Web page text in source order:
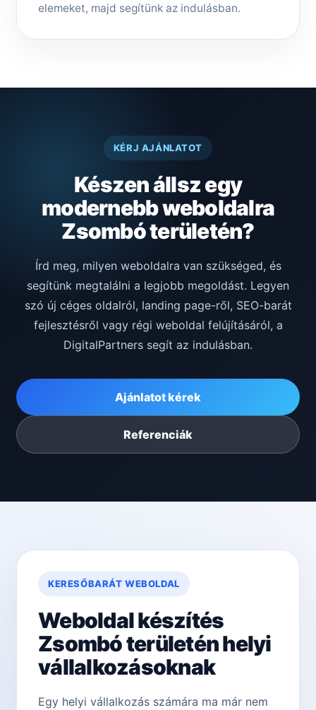
elemeket, majd segítünk az indulásban.
KÉRJ AJÁNLATOT
Készen állsz egy
modernebb weboldalra
Zsombó területén?
Írd meg, milyen weboldalra van szükséged, és
segítünk megtalálni a legjobb megoldást. Legyen
szó új céges oldalról, landing page-ről, SEO-barát
fejlesztésről vagy régi weboldal felújításáról, a
DigitalPartners segít az indulásban.
Ajánlatot kérek
Referenciák
KERESŐBARÁT WEBOLDAL
Weboldal készítés
Zsombó területén helyi
vállalkozásoknak
Egy helyi vállalkozás számára ma már nem